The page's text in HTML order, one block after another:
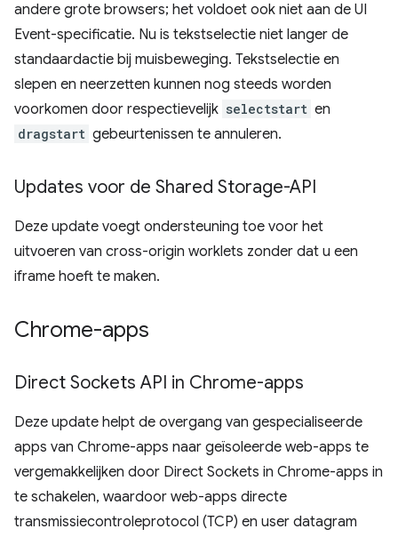
andere grote browsers; het voldoet ook niet aan de UI
Event-specificatie. Nu is tekstselectie niet langer de
standaardactie bij muisbeweging. Tekstselectie en
slepen en neerzetten kunnen nog steeds worden
voorkomen door respectievelijk selectstart en
dragstart gebeurtenissen te annuleren.
Updates voor de Shared Storage-API
Deze update voegt ondersteuning toe voor het
uitvoeren van cross-origin worklets zonder dat u een
iframe hoeft te maken.
Chrome-apps
Direct Sockets API in Chrome-apps
Deze update helpt de overgang van gespecialiseerde
apps van Chrome-apps naar geïsoleerde web-apps te
vergemakkelijken door Direct Sockets in Chrome-apps in
te schakelen, waardoor web-apps directe
transmissiecontroleprotocol (TCP) en user datagram